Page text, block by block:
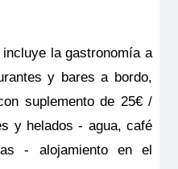
la gastronomía a
y bares a bordo,
suplemento de 25€ /
y helados - agua, café
- alojamiento en el